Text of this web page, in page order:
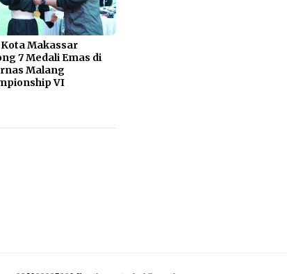
Makassar
7 Medali Emas di
Malang
VI